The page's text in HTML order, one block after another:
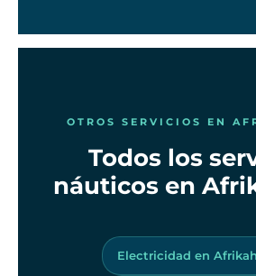
OTROS SERVICIOS EN
Todos los
náuticos en
Electricidad en